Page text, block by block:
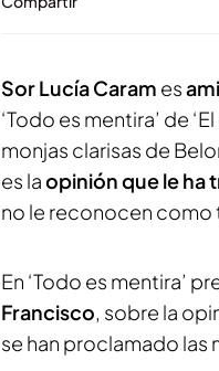
Sor Lucía Caram es
‘Todo es mentira’ de
monjas clarisas de
es laopinión que le ha
no le reconocen como
En ‘Todo es mentira’
Francisco, sobre la
se han proclamado las